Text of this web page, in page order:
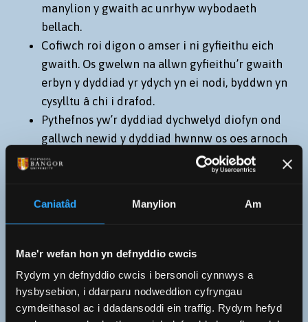
Caniatâd Manylion Am
Mae'r wefan hon yn defnyddio cwcis
Rydym yn defnyddio cwcis i bersonoli cynnwys a
hysbysebion, i ddarparu nodweddion cyfryngau
cymdeithasol ac i ddadansoddi ein traffig. Rydym hefyd
manylion y gwaith ac unrhyw wybodaeth
bellach.
Cofiwch roi digon o amser i ni gyfieithu eich
gwaith. Os gwelwn na allwn gyfieithu’r gwaith
erbyn y dyddiad yr ydych yn ei nodi, byddwn yn
cysylltu â chi i drafod.
Pythefnos yw’r dyddiad dychwelyd diofyn ond
gallwch newid y dyddiad hwnnw os oes arnoch
angen y gwaith yn ôl cyn hynny.
Yn achos projectau mawr sydd dros 5,000 o
rhybudd i ni y bydd y gwaith ar ei ffordd ac i
Mae lle ar y ffurflen hefyd i ychwanegu
gwybodaeth ychwanegol am y project.
Ar y dudalen nesaf gofynnir i chi ddewis rhwng
uwchlwytho un ffeil neu nifer o ffeiliau neu